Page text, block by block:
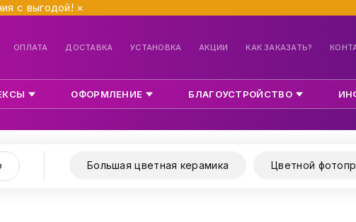
с выгодой! ×
ОПЛАТА ДОСТАВКА УСТАНОВКА АКЦИИ КАК ЗАКАЗАТЬ?
ОФОРМЛЕНИЕ БЛАГОУСТРОЙСТВО
Большая цветная керамика Цветной